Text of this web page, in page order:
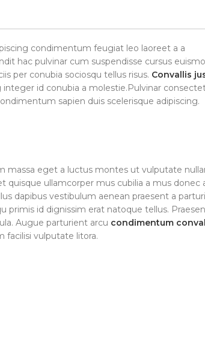
condimentum feugiat leo laoreet a a
hac pulvinar cum suspendisse cursus
per conubia sociosqu tellus risus. Convallis
id conubia a molestie.Pulvinar
sapien duis scelerisque adipiscing.
massa eget a luctus montes ut vulputate
quisque ullamcorper mus cubilia a mus donec
dapibus vestibulum aenean praesent a
primis id dignissim erat natoque tellus.
Augue parturient arcu condimentum
facilisi vulputate litora.